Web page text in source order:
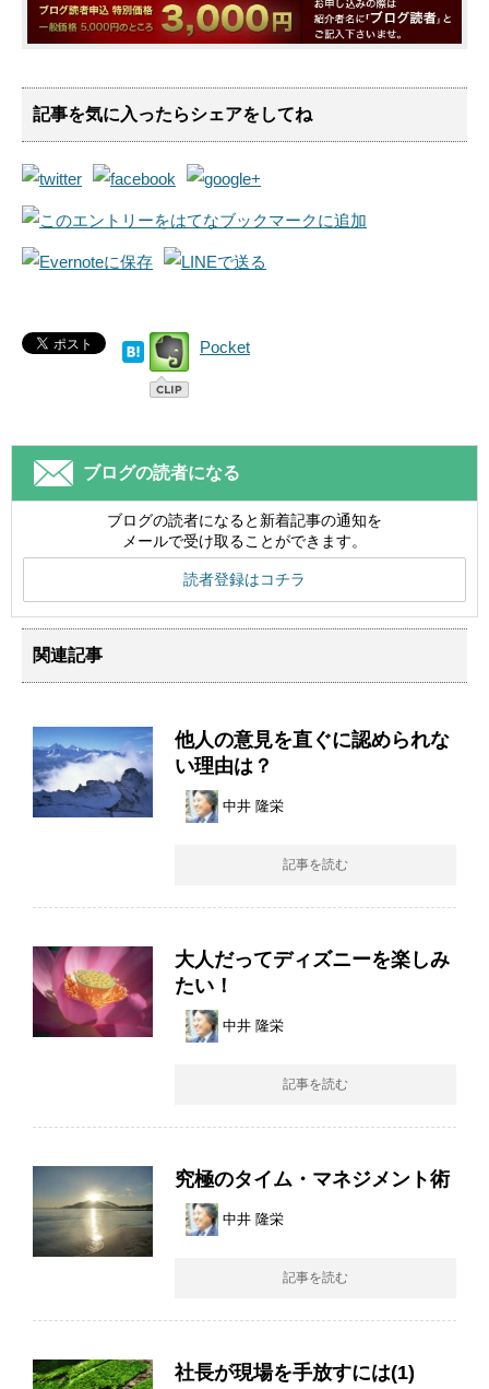
記事を気に入ったらシェアをしてね
Pocket
ブログの読者になる
ブログの読者になると新着記事の通知を
メールで受け取ることができます。
読者登録はコチラ
関連記事
他人の意見を直ぐに認められな
い理由は？
中井 隆栄
記事を読む
大人だってディズニーを楽しみ
たい！
中井 隆栄
記事を読む
究極のタイム・マネジメント術
中井 隆栄
記事を読む
社長が現場を手放すには(1)